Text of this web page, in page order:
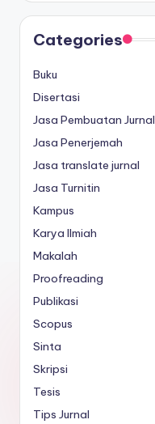
Categories
Buku
Disertasi
Jasa Pembuatan Jurnal
Jasa Penerjemah
Jasa translate jurnal
Jasa Turnitin
Kampus
Karya Ilmiah
Makalah
Proofreading
Publikasi
Scopus
Sinta
Skripsi
Tesis
Tips Jurnal